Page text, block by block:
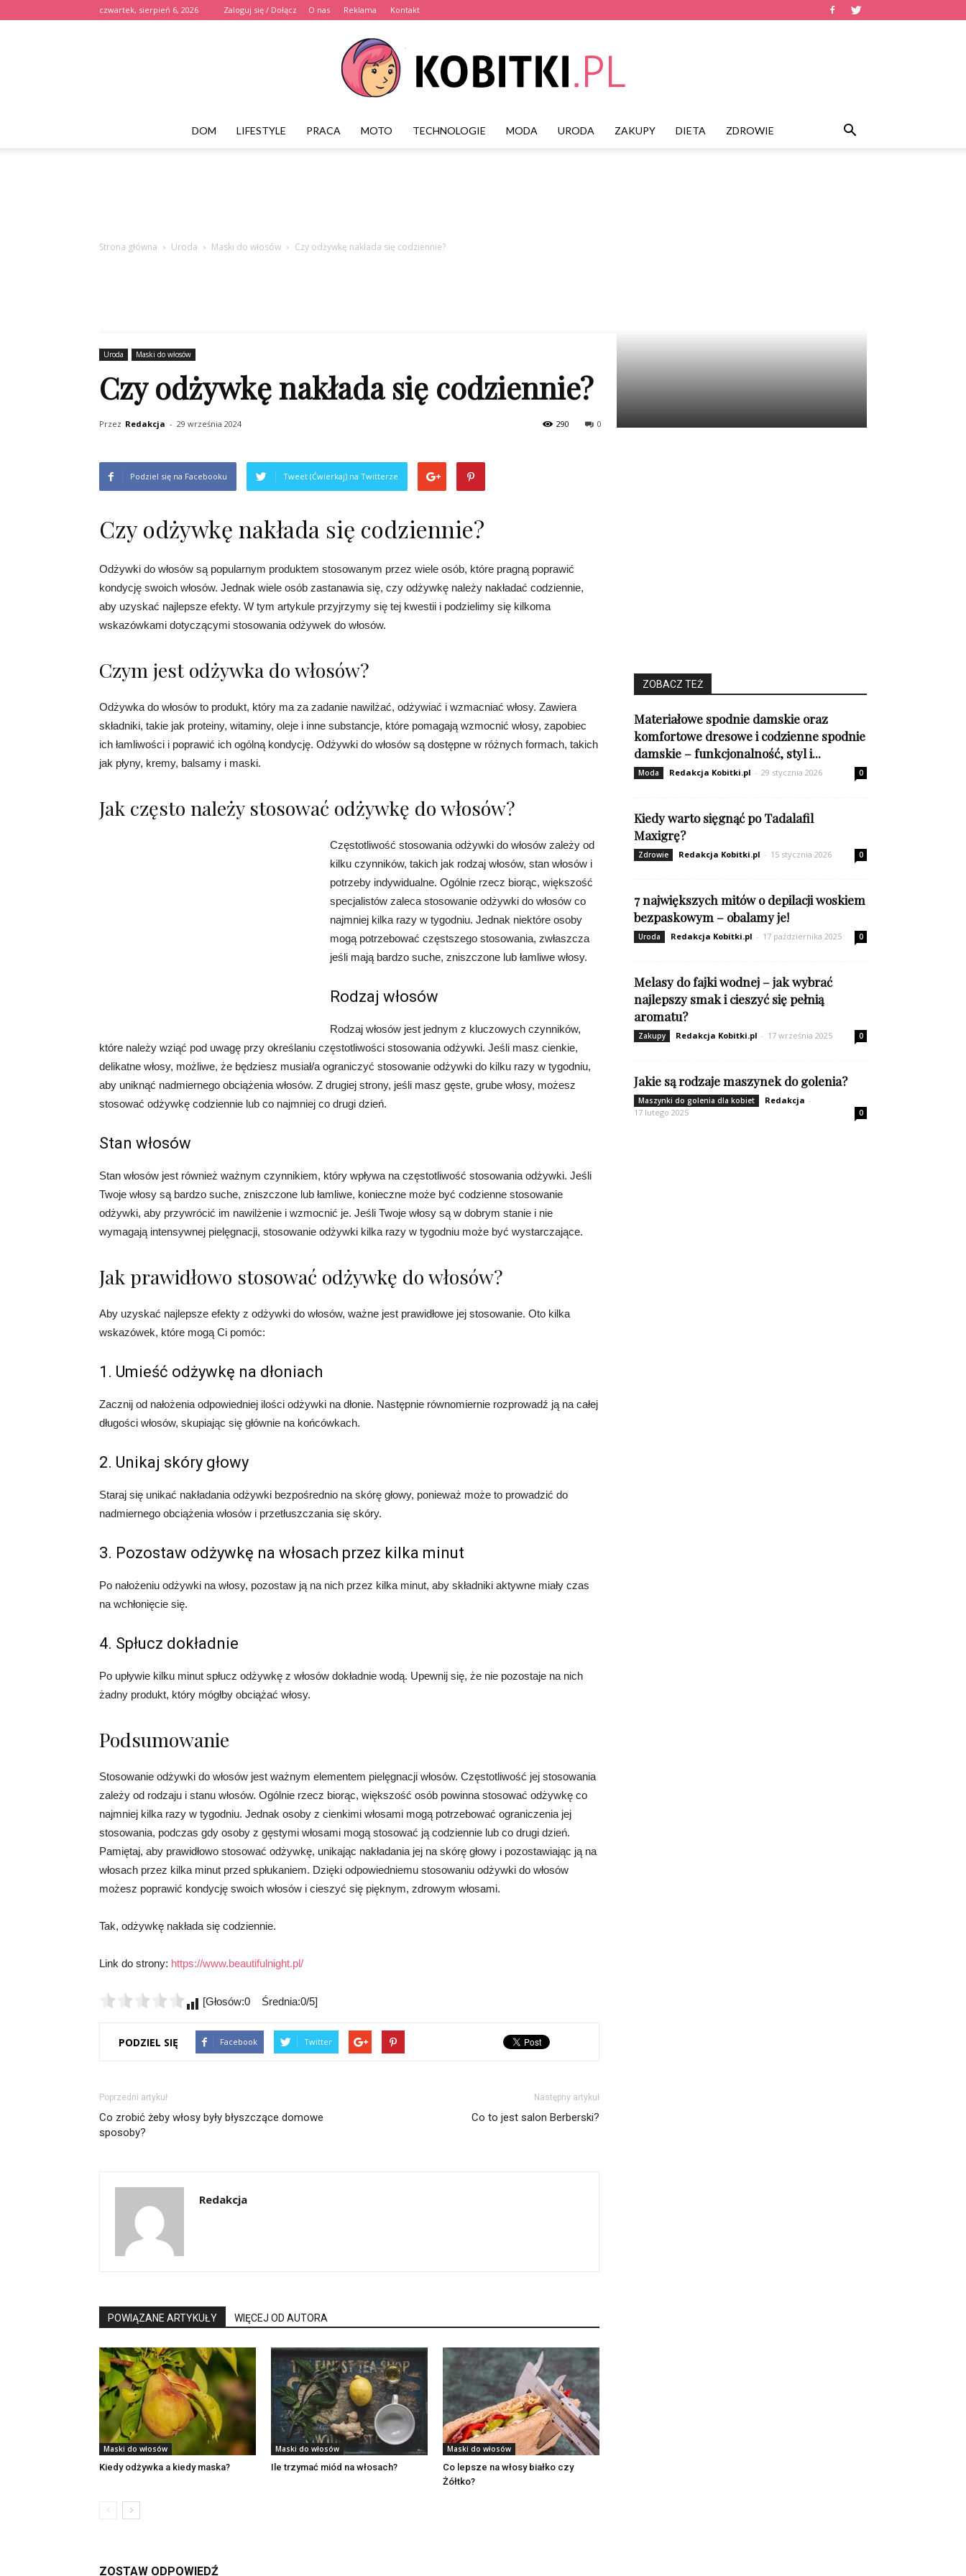
czwartek, sierpień 6, 2026 Zaloguj się / Dołącz O nas Reklama Kontakt
DOM LIFESTYLE PRACA MOTO TECHNOLOGIE MODA URODA ZAKUPY DIETA ZDROWIE
Strona główna Uroda Maski do włosów Czy odżywkę nakłada się codziennie?
Uroda Maski do włosów
Czy odżywkę nakłada się codziennie?
Przez Redakcja - 29 września 2024 0
290
Podziel się na Facebooku Tweet (Ćwierkaj) na Twitterze
Czy odżywkę nakłada się codziennie?
Odżywki do włosów są popularnym produktem stosowanym przez wiele osób, które pragną poprawić
kondycję swoich włosów. Jednak wiele osób zastanawia się, czy odżywkę należy nakładać codziennie,
aby uzyskać najlepsze efekty. W tym artykule przyjrzymy się tej kwestii i podzielimy się kilkoma
wskazówkami dotyczącymi stosowania odżywek do włosów.
Czym jest odżywka do włosów?
Odżywka do włosów to produkt, który ma za zadanie nawilżać, odżywiać i wzmacniać włosy. Zawiera
składniki, takie jak proteiny, witaminy, oleje i inne substancje, które pomagają wzmocnić włosy, zapobiec
ich łamliwości i poprawić ich ogólną kondycję. Odżywki do włosów są dostępne w różnych formach, takich
jak płyny, kremy, balsamy i maski.
Jak często należy stosować odżywkę do włosów?
Częstotliwość stosowania odżywki do włosów zależy od
kilku czynników, takich jak rodzaj włosów, stan włosów i
potrzeby indywidualne. Ogólnie rzecz biorąc, większość
specjalistów zaleca stosowanie odżywki do włosów co
najmniej kilka razy w tygodniu. Jednak niektóre osoby
mogą potrzebować częstszego stosowania, zwłaszcza
jeśli mają bardzo suche, zniszczone lub łamliwe włosy.
Rodzaj włosów
Rodzaj włosów jest jednym z kluczowych czynników,
które należy wziąć pod uwagę przy określaniu częstotliwości stosowania odżywki. Jeśli masz cienkie,
delikatne włosy, możliwe, że będziesz musiał/a ograniczyć stosowanie odżywki do kilku razy w tygodniu,
aby uniknąć nadmiernego obciążenia włosów. Z drugiej strony, jeśli masz gęste, grube włosy, możesz
stosować odżywkę codziennie lub co najmniej co drugi dzień.
Stan włosów
Stan włosów jest również ważnym czynnikiem, który wpływa na częstotliwość stosowania odżywki. Jeśli
Twoje włosy są bardzo suche, zniszczone lub łamliwe, konieczne może być codzienne stosowanie
odżywki, aby przywrócić im nawilżenie i wzmocnić je. Jeśli Twoje włosy są w dobrym stanie i nie
wymagają intensywnej pielęgnacji, stosowanie odżywki kilka razy w tygodniu może być wystarczające.
Jak prawidłowo stosować odżywkę do włosów?
Aby uzyskać najlepsze efekty z odżywki do włosów, ważne jest prawidłowe jej stosowanie. Oto kilka
wskazówek, które mogą Ci pomóc:
1. Umieść odżywkę na dłoniach
Zacznij od nałożenia odpowiedniej ilości odżywki na dłonie. Następnie równomiernie rozprowadź ją na całej
długości włosów, skupiając się głównie na końcówkach.
2. Unikaj skóry głowy
Staraj się unikać nakładania odżywki bezpośrednio na skórę głowy, ponieważ może to prowadzić do
nadmiernego obciążenia włosów i przetłuszczania się skóry.
3. Pozostaw odżywkę na włosach przez kilka minut
Po nałożeniu odżywki na włosy, pozostaw ją na nich przez kilka minut, aby składniki aktywne miały czas
na wchłonięcie się.
4. Spłucz dokładnie
Po upływie kilku minut spłucz odżywkę z włosów dokładnie wodą. Upewnij się, że nie pozostaje na nich
żadny produkt, który mógłby obciążać włosy.
Podsumowanie
Stosowanie odżywki do włosów jest ważnym elementem pielęgnacji włosów. Częstotliwość jej stosowania
zależy od rodzaju i stanu włosów. Ogólnie rzecz biorąc, większość osób powinna stosować odżywkę co
najmniej kilka razy w tygodniu. Jednak osoby z cienkimi włosami mogą potrzebować ograniczenia jej
stosowania, podczas gdy osoby z gęstymi włosami mogą stosować ją codziennie lub co drugi dzień.
Pamiętaj, aby prawidłowo stosować odżywkę, unikając nakładania jej na skórę głowy i pozostawiając ją na
włosach przez kilka minut przed spłukaniem. Dzięki odpowiedniemu stosowaniu odżywki do włosów
możesz poprawić kondycję swoich włosów i cieszyć się pięknym, zdrowym włosami.
Tak, odżywkę nakłada się codziennie.
Link do strony: https://www.beautifulnight.pl/
[Głosów:0 Średnia:0/5]
PODZIEL SIĘ Facebook Twitter
Poprzedni artykuł
Co zrobić żeby włosy były błyszczące domowe
sposoby?
Następny artykuł
Co to jest salon Berberski?
Redakcja
POWIĄZANE ARTYKUŁY WIĘCEJ OD AUTORA
Maski do włosów
Kiedy odżywka a kiedy maska?
Maski do włosów
Ile trzymać miód na włosach?
Maski do włosów
Co lepsze na włosy białko czy
Żółtko?
ZOSTAW ODPOWIEDŹ
ZOBACZ TEŻ
Materiałowe spodnie damskie oraz
komfortowe dresowe i codzienne spodnie
damskie – funkcjonalność, styl i...
Moda Redakcja Kobitki.pl - 29 stycznia 2026 0
Kiedy warto sięgnąć po Tadalafil
Maxigrę?
Zdrowie Redakcja Kobitki.pl - 15 stycznia 2026 0
7 największych mitów o depilacji woskiem
bezpaskowym – obalamy je!
Uroda Redakcja Kobitki.pl - 17 października 2025 0
Melasy do fajki wodnej – jak wybrać
najlepszy smak i cieszyć się pełnią
aromatu?
Zakupy Redakcja Kobitki.pl - 17 września 2025 0
Jakie są rodzaje maszynek do golenia?
Maszynki do golenia dla kobiet Redakcja -
17 lutego 2025
0